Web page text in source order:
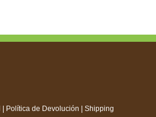
Política de Devolución Shipping